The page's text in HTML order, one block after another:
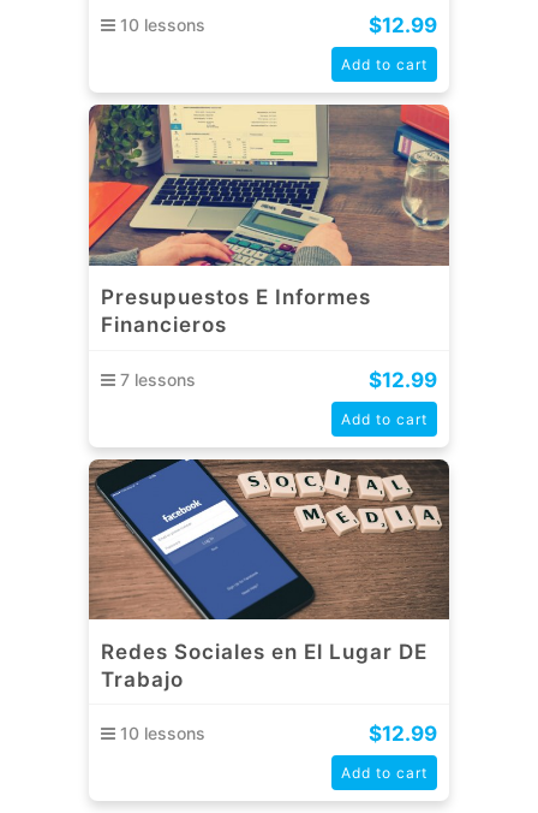
10 lessons $12.99
Add to cart
Presupuestos E Informes
Financieros
7 lessons $12.99
Add to cart
Redes Sociales en El Lugar DE
Trabajo
10 lessons $12.99
Add to cart